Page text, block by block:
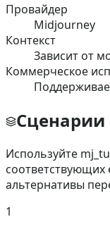
Провайдер
Midjourney
Контекст
Зависит от
Коммерческое
Сценарии
Используйте
альтернативы
1